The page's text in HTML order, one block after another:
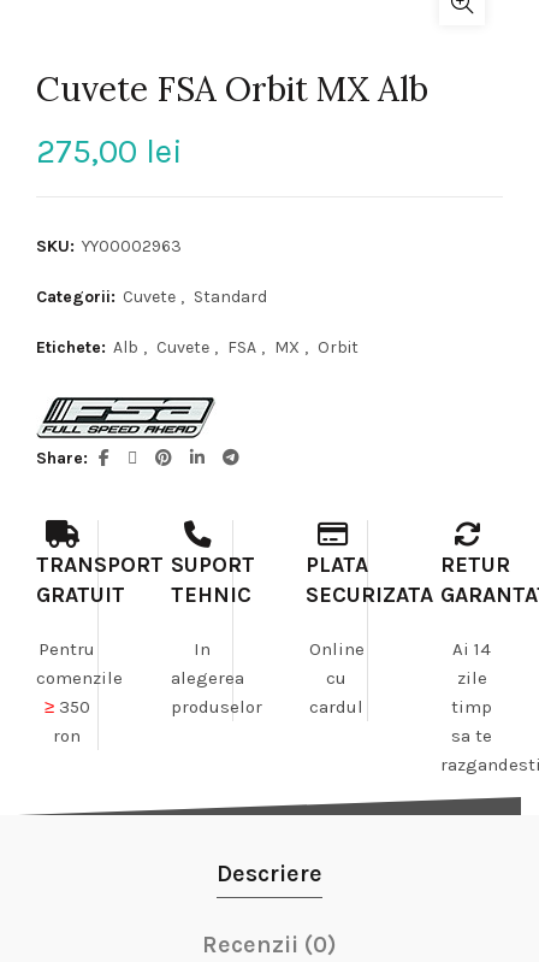
Cuvete FSA Orbit MX Alb
275,00 lei
SKU: YY00002963
Categorii: Cuvete , Standard
Etichete: Alb , Cuvete , FSA , MX , Orbit
Share
TRANSPORT
GRATUIT
Pentru
comenzile
≥350
ron
SUPORT
TEHNIC
In
alegerea
produselor
PLATA
SECURIZATA
Online
cu
cardul
RETUR
Ai 14
zile
timp
sa te
Descriere
Recenzii (0)